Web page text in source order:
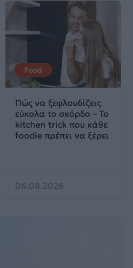
Food
Πώς να ξεφλουδίζεις
εύκολα το σκόρδο – Το
kitchen trick που κάθε
foodie πρέπει να ξέρει
06.08.2026